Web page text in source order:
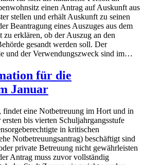
einen Antrag auf Auskunft aus
stellen und erhält Auskunft zu seinen
Beantragung eines Auszuges aus dem
zu erklären, ob der Auszug an den
gesandt werden soll. Der
und der Verwendungszweck sind im…
für die
Januar
eine Notbetreuung im Hort und in
bis vierten Schuljahrgangsstufe
in kritischen
Notbetreuungsantrag) beschäftigt sind
private Betreuung nicht gewährleisten
Antrag muss zuvor vollständig